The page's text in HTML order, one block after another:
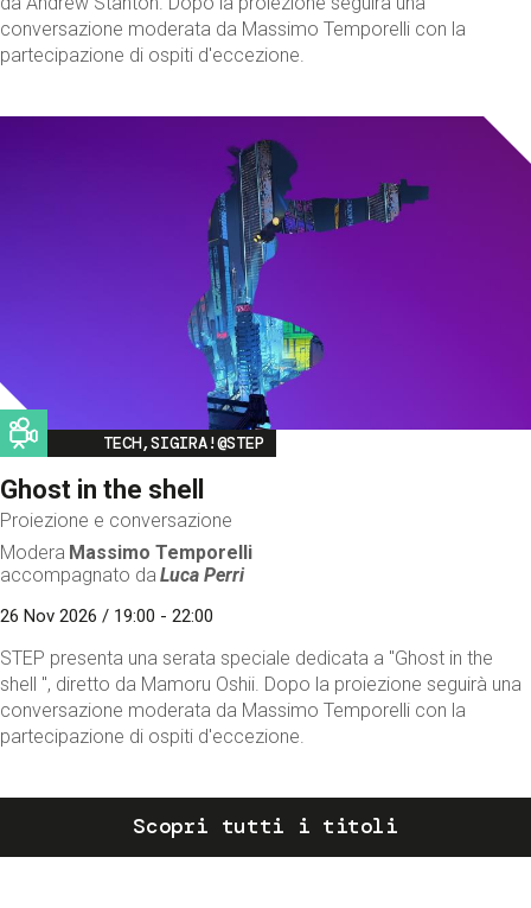
conversazione moderata da Massimo Temporelli con la
partecipazione di ospiti d'eccezione.
Image
TECH,SIGIRA!@STEP
Ghost in the shell
Proiezione e conversazione
Modera Massimo Temporelli
accompagnato da Luca Perri
26 Nov 2026 / 19:00 - 22:00
STEP presenta una serata speciale dedicata a "Ghost in the
shell ", diretto da Mamoru Oshii. Dopo la proiezione seguirà una
conversazione moderata da Massimo Temporelli con la
partecipazione di ospiti d'eccezione.
Scopri tutti i titoli